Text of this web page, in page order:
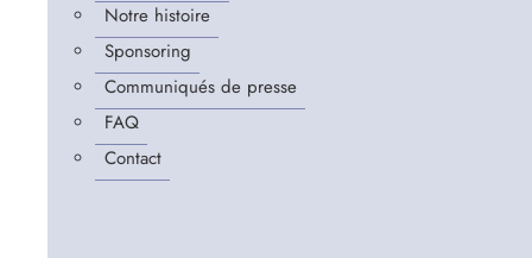
Notre histoire
Sponsoring
Communiqués de presse
FAQ
Contact